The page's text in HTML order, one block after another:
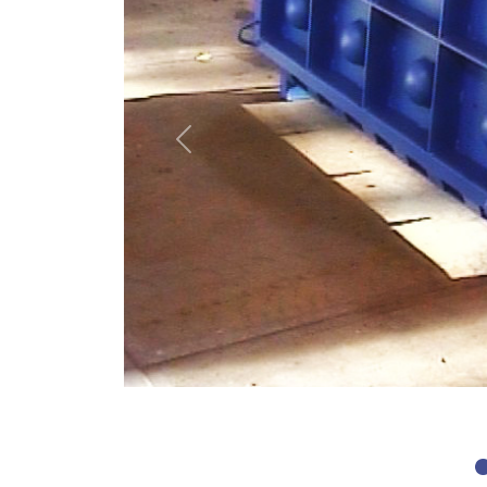
Previous